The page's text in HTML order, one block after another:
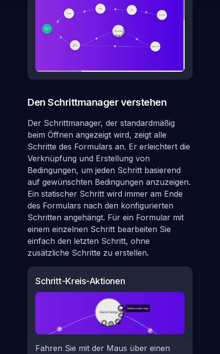
Den Schrittmanager verstehen
Der Schrittmanager, der standardmäßig
beim Öffnen angezeigt wird, zeigt alle
Schritte des Formulars an. Er erleichtert die
Verknüpfung und Erstellung von
Bedingungen, um jeden Schritt basierend
auf gewünschten Bedingungen anzuzeigen.
Ein statischer Schritt wird immer am Ende
des Formulars nach den konfigurierten
Schritten angehängt. Für ein Formular mit
einem einzelnen Schritt bearbeiten Sie
einfach den letzten Schritt, ohne
zusätzliche Schritte zu erstellen.
Schritt-Kreis-Aktionen
Fahren Sie mit der Maus über einen